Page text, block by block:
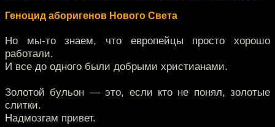
Геноцид аборигенов Нового Света
Но мы-то знаем, что европейцы просто хорошо
работали.
И все до одного были добрыми христианами.
Золотой бульон — это, если кто не понял, золотые
слитки.
Надмозгам привет.